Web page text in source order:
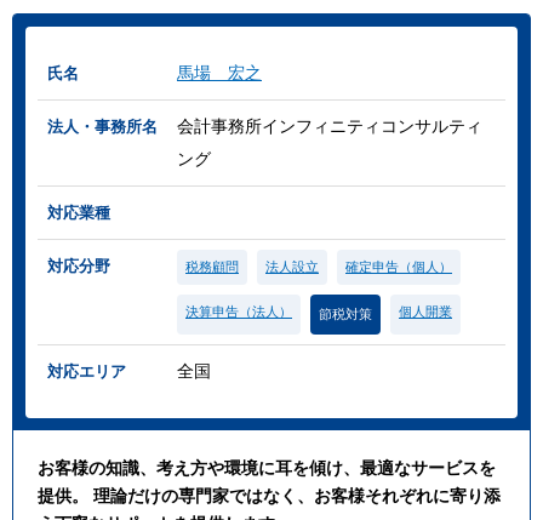
氏名 馬場 宏之
法人・事務所名
会計事務所インフィニティコンサルティ
ング
対応業種
対応分野 税務顧問 法人設立 確定申告（個人）
決算申告（法人） 節税対策 個人開業
対応エリア 全国
お客様の知識、考え方や環境に耳を傾け、最適なサービスを
提供。 理論だけの専門家ではなく、お客様それぞれに寄り添